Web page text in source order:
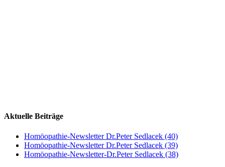
Aktuelle Beiträge
Homöopathie-Newsletter Dr.Peter Sedlacek (40)
Homöopathie-Newsletter Dr.Peter Sedlacek (39)
Homöopathie-Newsletter-Dr.Peter Sedlacek (38)